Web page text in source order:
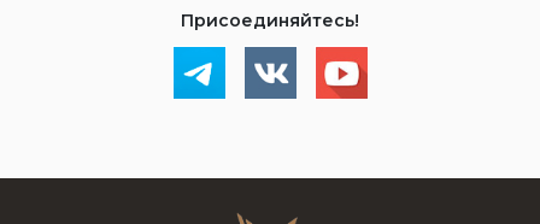
Присоединяйтесь!